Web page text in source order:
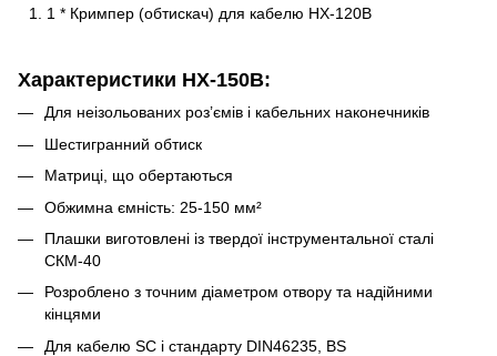
1 * Кримпер (обтискач) для кабелю HX-120B
Характеристики HX-150B:
Для неізольованих роз’ємів і кабельних наконечників
Шестигранний обтиск
Матриці, що обертаються
Обжимна ємність: 25-150 мм²
Плашки виготовлені із твердої інструментальної сталі
СКМ-40
Розроблено з точним діаметром отвору та надійними
кінцями
Для кабелю SC і стандарту DIN46235, BS